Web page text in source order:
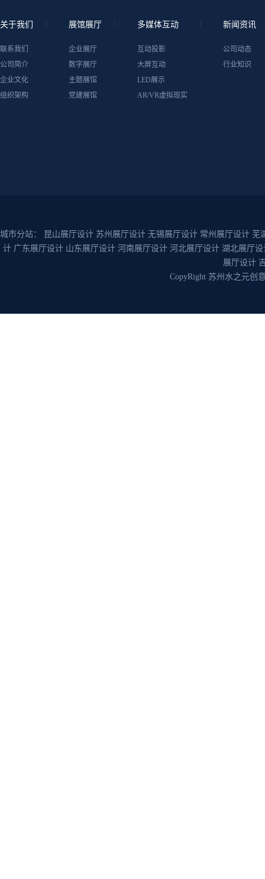
关于我们
联系我们
公司简介
企业文化
组织架构
展馆展厅
企业展厅
数字展厅
主题展馆
党建展馆
多媒体互动
互动投影
大屏互动
LED展示
AR/VR虚拟现实
新闻资讯
公司动态
行业知识
城市分站： 昆山展厅设计 苏州展厅设计 无锡展厅设计 常州展厅设计 芜
计 广东展厅设计 山东展厅设计 河南展厅设计 河北展厅设计 湖北展厅设
展厅设计
CopyRight 苏州水之元创